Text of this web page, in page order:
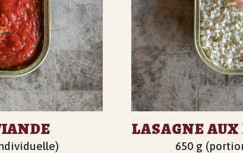
LASAGNE
650 g